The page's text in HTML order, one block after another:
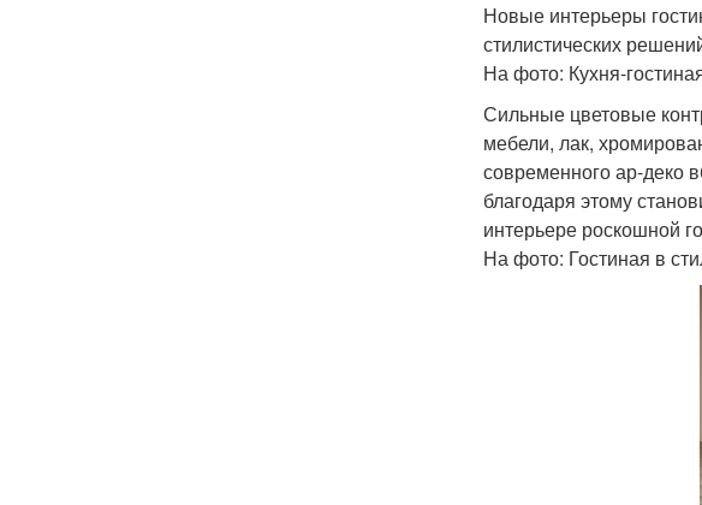
Новые интерьеры
стилистических
На фото: Кухня-
Сильные цветовые
мебели, лак,
современного ар-деко
благодаря этому
интерьере роскошной
На фото: Гостиная в